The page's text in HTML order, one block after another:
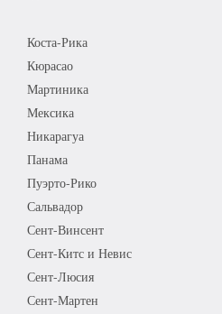
Коста-Рика
Кюрасао
Мартиника
Мексика
Никарагуа
Панама
Пуэрто-Рико
Сальвадор
Сент-Винсент
Сент-Китс и Невис
Сент-Люсия
Сент-Мартен